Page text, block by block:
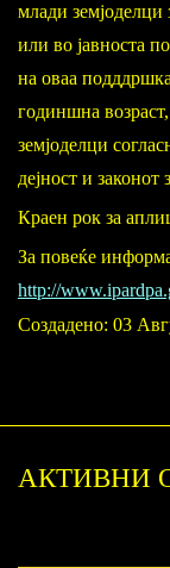
млади земјоделци
или во јавноста
на оваа
годиншна
земјоделци
дејност и
Краен рок за
За повеќе
http://
Создадено: 03
АКТИВНИ